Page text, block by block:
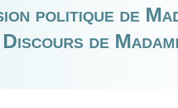
politique de
Discours de